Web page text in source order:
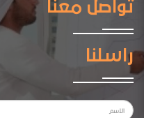
تواصل معنا
راسلنا